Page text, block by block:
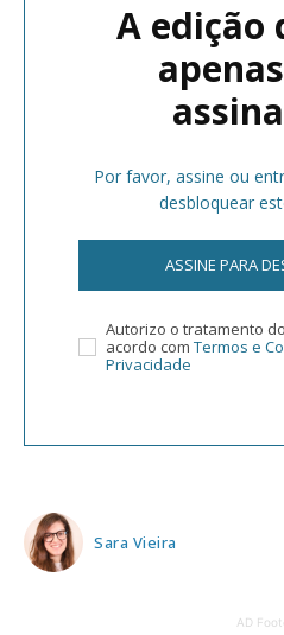
A edição
Por favor, assine ou
desbloquear
ASSINE PARA
Autorizo o tratamento
acordo com Termos e
Privacidade
Sara Vieira
AD